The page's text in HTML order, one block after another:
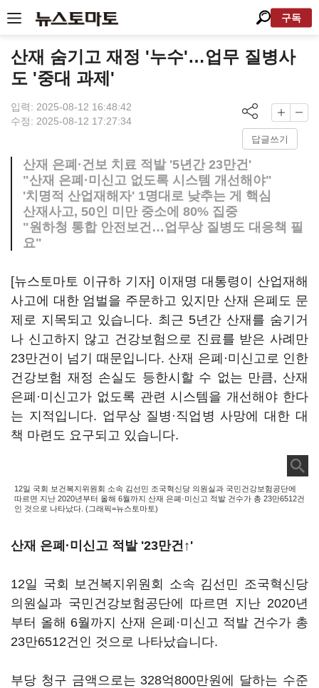
구독
산재 숨기고 재정 '누수'…업무 질병사
도 '중대 과제'
입력: 2025-08-12 16:48:42
수정: 2025-08-12 17:27:34
답글쓰기
산재 은폐·건보 치료 적발 '5년간 23만건'
"산재 은폐·미신고 없도록 시스템 개선해야"
'치명적 산업재해자' 1명대로 낮추는 게 핵심
산재사고, 50인 미만 중소에 80% 집중
"원하청 통합 안전보건…업무상 질병도 대응책 필
요"
[뉴스토마토 이규하 기자] 이재명 대통령이 산업재해
사고에 대한 엄벌을 주문하고 있지만 산재 은폐도 문
제로 지목되고 있습니다. 최근 5년간 산재를 숨기거
나 신고하지 않고 건강보험으로 진료를 받은 사례만
23만건이 넘기 때문입니다. 산재 은폐·미신고로 인한
건강보험 재정 손실도 등한시할 수 없는 만큼, 산재
은폐·미신고가 없도록 관련 시스템을 개선해야 한다
는 지적입니다. 업무상 질병·직업병 사망에 대한 대
책 마련도 요구되고 있습니다.
12일 국회 보건복지위원회 소속 김선민 조국혁신당 의원실과 국민건강보험공단에
따르면 지난 2020년부터 올해 6월까지 산재 은폐·미신고 적발 건수가 총 23만6512건
인 것으로 나타났다. (그래픽=뉴스토마토)
산재 은폐·미신고 적발 '23만건↑'
12일 국회 보건복지위원회 소속 김선민 조국혁신당
의원실과 국민건강보험공단에 따르면 지난 2020년
부터 올해 6월까지 산재 은폐·미신고 적발 건수가 총
23만6512건인 것으로 나타났습니다.
부당 청구 금액으로는 328억800만원에 달하는 수준